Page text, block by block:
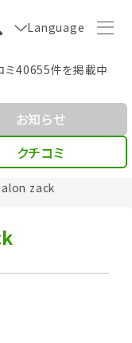
Language
ミ40655件を掲載中
zack
お知らせ
クチコミ